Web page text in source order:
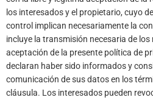
los interesados y el propietario, cuyo
control implican necesariamente la
incluye la transmisión necesaria de
aceptación de la presente política de
declaran haber sido informados y
comunicación de sus datos en los
cláusula. Los interesados pueden